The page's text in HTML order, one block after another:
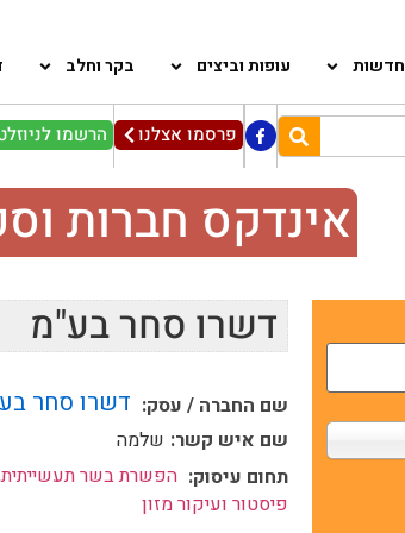
חדשות עופות וביצים בקר וחלב
פרסמו אצלנו הרשמו
אינדקס חברות
דשרו סחר בע"מ
שם החברה / עסק: דשרו סחר
שם איש קשר: שלמה
תחום עיסוק: הפשרת בשר תעשייתית
פיסטור ועיקור מזון